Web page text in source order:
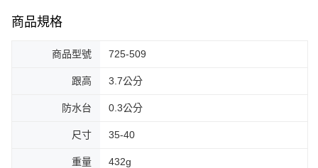
商品規格
商品型號 725-509
跟高 3.7公分
防水台 0.3公分
尺寸 35-40
重量 432g